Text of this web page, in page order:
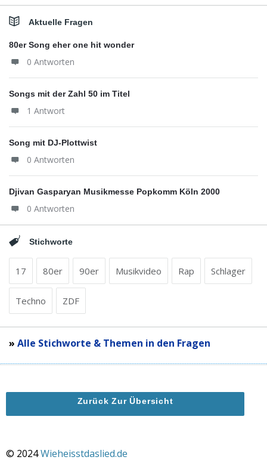
Aktuelle Fragen
80er Song eher one hit wonder
0 Antworten
Songs mit der Zahl 50 im Titel
1 Antwort
Song mit DJ-Plottwist
0 Antworten
Djivan Gasparyan Musikmesse Popkomm Köln 2000
0 Antworten
Stichworte
17 80er 90er Musikvideo Rap Schlager
Techno ZDF
» Alle Stichworte & Themen in den Fragen
Zurück Zur Übersicht
© 2024Wieheisstdaslied.de